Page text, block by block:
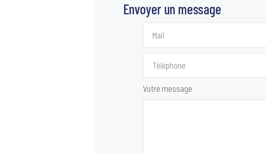
Envoyer un message
Votre message